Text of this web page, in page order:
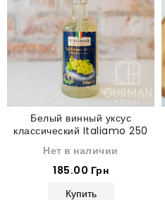
Белый винный уксус
классический Italiamo 250
Нет в наличии
185.00 Грн
Купить